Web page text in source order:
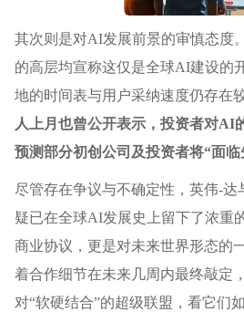
其次则是对AI发展前景的审慎态度
的高层均宣称这仅是全球AI建设的
地的时间表与用户采纳速度仍存在
人上月也曾公开表示，投资者对AI
预测部分初创公司及投资者将“面临
尽管存在争议与不确定性，英伟-达
疑已在全球AI发展史上留下了浓重
商业协议，更是对未来世界形态的
着合作细节在未来几周内最终敲定
对“软硬结合”的超级联盟，看它们